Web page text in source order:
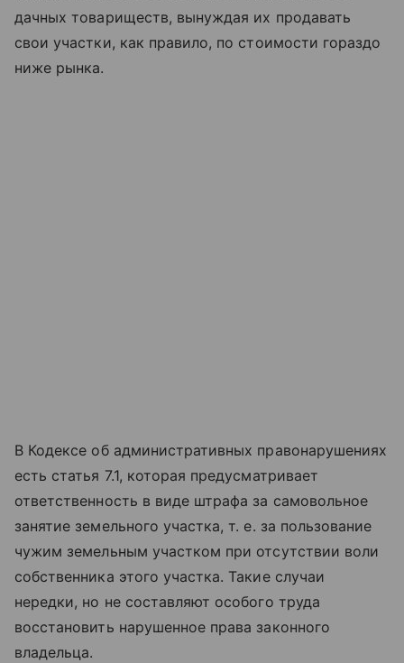
дачных товариществ, вынуждая их продавать
свои участки, как правило, по стоимости гораздо
ниже рынка.
В Кодексе об административных правонарушениях
есть статья 7.1, которая предусматривает
ответственность в виде штрафа за самовольное
занятие земельного участка, т. е. за пользование
чужим земельным участком при отсутствии воли
собственника этого участка. Такие случаи
нередки, но не составляют особого труда
восстановить нарушенное права законного
владельца.